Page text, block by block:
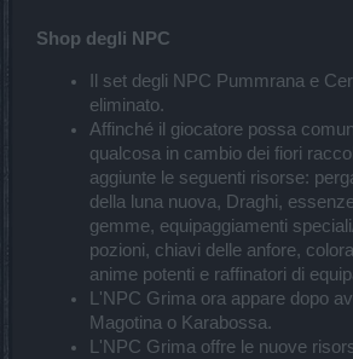
Shop degli NPC
Il set degli NPC Pummrana e
eliminato.
Affinché il giocatore possa
qualcosa in cambio dei fiori
aggiunte le seguenti risorse:
della luna nuova, Draghi,
gemme, equipaggiamenti
pozioni, chiavi delle anfore,
anime potenti e raffinatori di
L'NPC Grima ora appare dopo
Magotina o Karabossa.
L'NPC Grima offre le nuove